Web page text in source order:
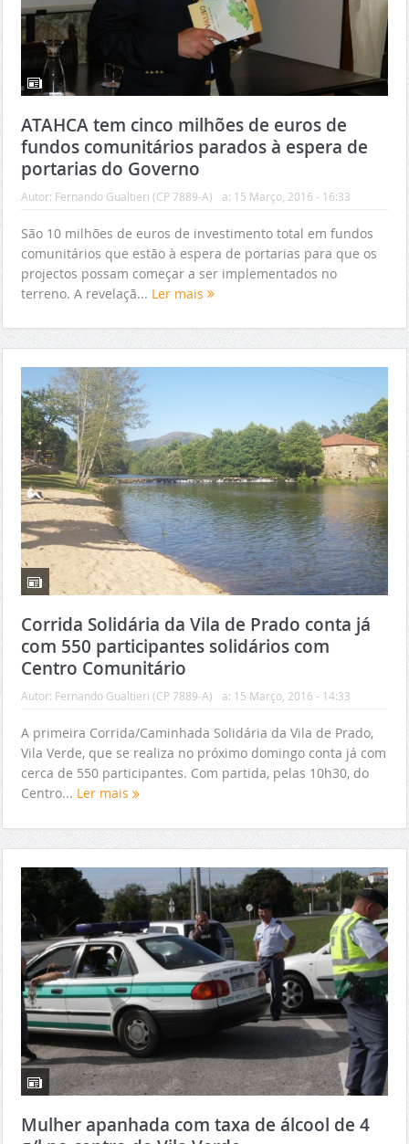
ATAHCA tem cinco milhões de euros de
fundos comunitários parados à espera de
portarias do Governo
Autor: Fernando Gualtieri (CP 7889-A) a: 15 Março, 2016 - 16:33
São 10 milhões de euros de investimento total em fundos
comunitários que estão à espera de portarias para que os
projectos possam começar a ser implementados no
terreno. A revelaçã... Ler mais
Corrida Solidária da Vila de Prado conta já
com 550 participantes solidários com
Centro Comunitário
Autor: Fernando Gualtieri (CP 7889-A) a: 15 Março, 2016 - 14:33
A primeira Corrida/Caminhada Solidária da Vila de Prado,
Vila Verde, que se realiza no próximo domingo conta já com
cerca de 550 participantes. Com partida, pelas 10h30, do
Centro... Ler mais
Mulher apanhada com taxa de álcool de 4